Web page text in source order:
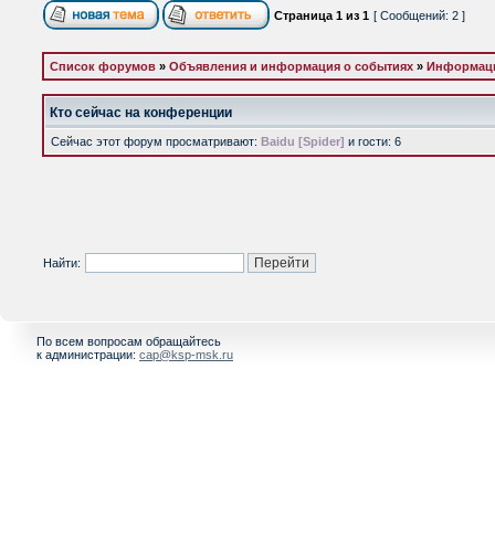
Страница 1 из 1 [ Сообщений: 2 ]
Список форумов » Объявления и информация о событиях »
Кто сейчас на конференции
Сейчас этот форум просматривают: Baidu [Spider] и гости: 6
Найти:
По всем вопросам обращайтесь
к администрации: cap@ksp-msk.ru